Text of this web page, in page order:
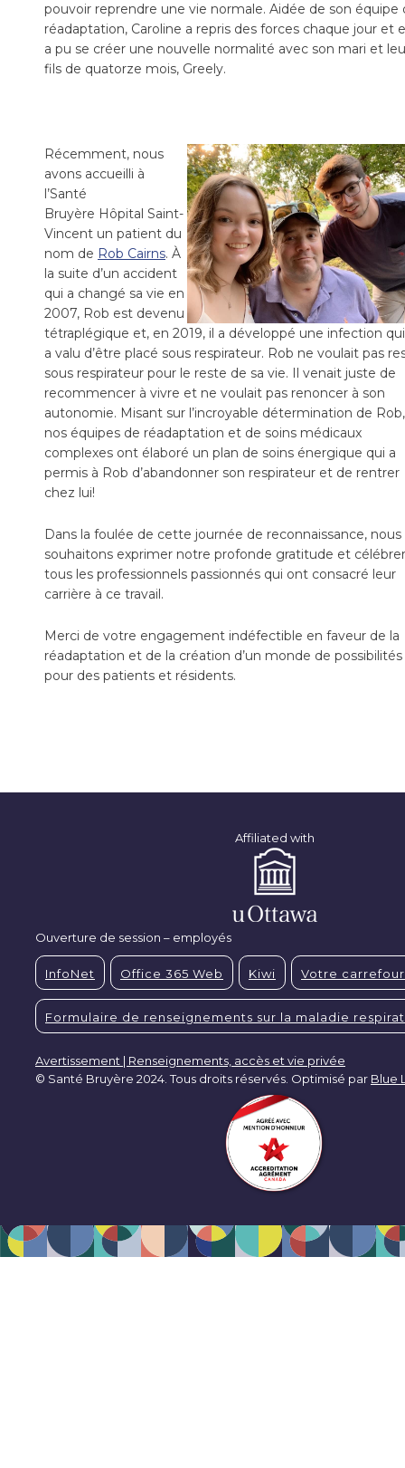
pouvoir reprendre une vie normale. Aidée de son équipe
réadaptation, Caroline a repris des forces chaque jour et
a pu se créer une nouvelle normalité avec son mari et
fils de quatorze mois, Greely.
Récemment, nous
avons accueilli à
l’Santé
Bruyère Hôpital Saint-
Vincent un patient du
nom de Rob Cairns. À
la suite d’un accident
qui a changé sa vie en
2007, Rob est devenu
tétraplégique et, en 2019, il a développé une infection
a valu d’être placé sous respirateur. Rob ne voulait pas
sous respirateur pour le reste de sa vie. Il venait juste de
recommencer à vivre et ne voulait pas renoncer à son
autonomie. Misant sur l’incroyable détermination de Rob,
nos équipes de réadaptation et de soins médicaux
complexes ont élaboré un plan de soins énergique qui a
permis à Rob d’abandonner son respirateur et de rentrer
chez lui!
Dans la foulée de cette journée de reconnaissance, nous
souhaitons exprimer notre profonde gratitude et célébrer
tous les professionnels passionnés qui ont consacré leur
carrière à ce travail.
Merci de votre engagement indéfectible en faveur de la
réadaptation et de la création d’un monde de possibilités
pour des patients et résidents.
Affiliated with
Ouverture de session – employés
InfoNet Office 365 Web Kiwi Votre carrefour
Formulaire de renseignements sur la maladie
Avertissement | Renseignements, accès et vie privée
© Santé Bruyère 2024. Tous droits réservés. Optimisé par Blue